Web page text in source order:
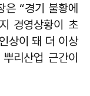
은 “경기 불황에
경영상황이 초
상이 돼 더 이상
리산업 근간이